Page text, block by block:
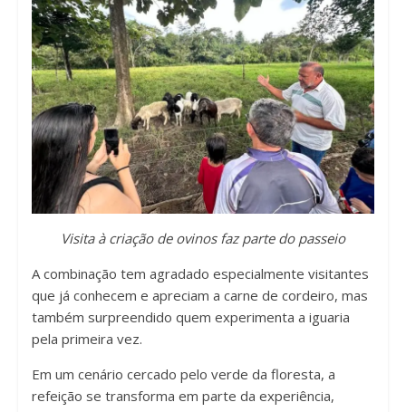
Visita à criação de ovinos faz parte do passeio
A combinação tem agradado especialmente visitantes
que já conhecem e apreciam a carne de cordeiro, mas
também surpreendido quem experimenta a iguaria
pela primeira vez.
Em um cenário cercado pelo verde da floresta, a
refeição se transforma em parte da experiência,